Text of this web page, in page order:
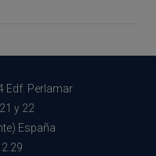
Edf. Perlamar
y 22
España